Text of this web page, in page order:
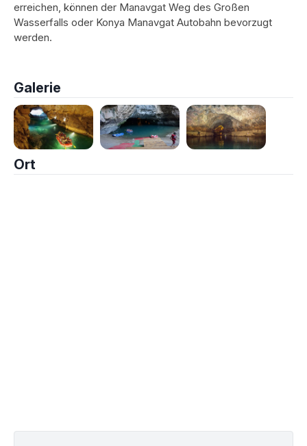
erreichen, können der Manavgat Weg des Großen
Wasserfalls oder Konya Manavgat Autobahn bevorzugt
werden.
Galerie
Ort